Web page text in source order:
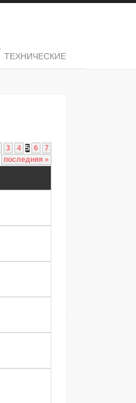
ТЕХНИЧЕСКИЕ
3 4 5 6
7
последняя »